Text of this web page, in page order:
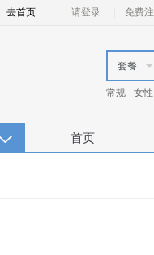
去首页 请登录 免费
套餐
常规 女性
首页